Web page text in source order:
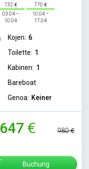
732
03.04 –
10.04
770
10.04 –
17.04
Kojen: 6
Toilette: 1
Kabinen: 1
Bareboat
Genoa: Keiner
647 980
Buchung